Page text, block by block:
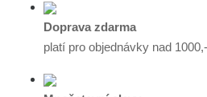
Doprava zdarma
platí pro objednávky nad